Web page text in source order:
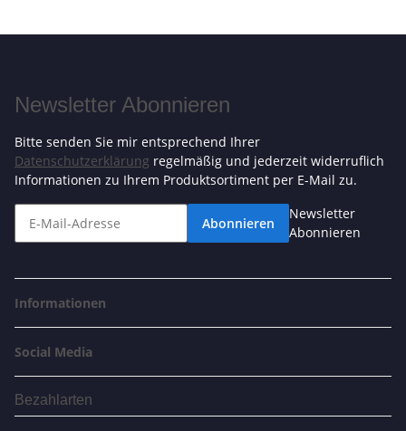
Newsletter Abonnieren
Bitte senden Sie mir entsprechend Ihrer
Datenschutzerklärung regelmäßig und jederzeit widerruflich
Informationen zu Ihrem Produktsortiment per E-Mail zu.
Abonnieren
Newsletter
Abonnieren
Informationen
Social Media
Bezahlarten